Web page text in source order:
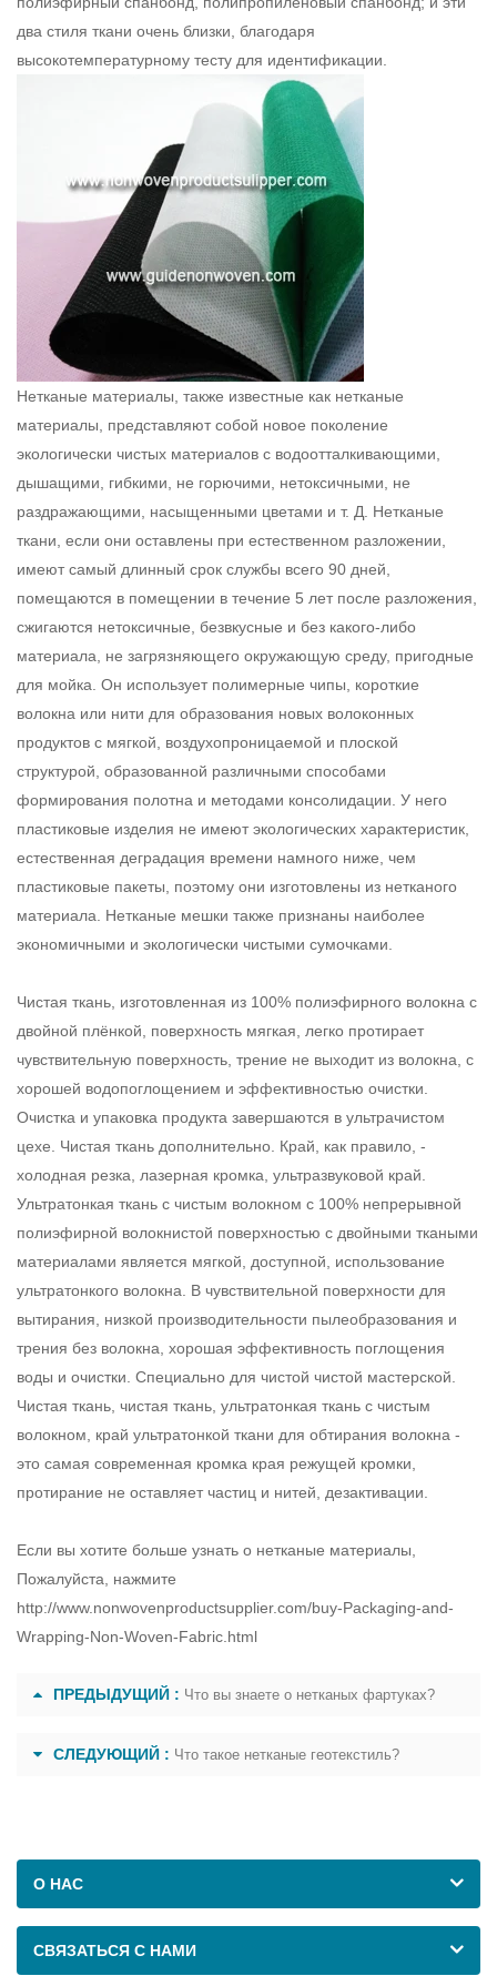
два стиля ткани очень близки, благодаря
высокотемпературному тесту для идентификации.
Нетканые материалы, также известные как нетканые
материалы, представляют собой новое поколение
экологически чистых материалов с водоотталкивающими,
дышащими, гибкими, не горючими, нетоксичными, не
раздражающими, насыщенными цветами и т. Д. Нетканые
ткани, если они оставлены при естественном разложении,
имеют самый длинный срок службы всего 90 дней,
помещаются в помещении в течение 5 лет после разложения,
сжигаются нетоксичные, безвкусные и без какого-либо
материала, не загрязняющего окружающую среду, пригодные
для мойка. Он использует полимерные чипы, короткие
волокна или нити для образования новых волоконных
продуктов с мягкой, воздухопроницаемой и плоской
структурой, образованной различными способами
формирования полотна и методами консолидации. У него
пластиковые изделия не имеют экологических характеристик,
естественная деградация времени намного ниже, чем
пластиковые пакеты, поэтому они изготовлены из нетканого
материала. Нетканые мешки также признаны наиболее
экономичными и экологически чистыми сумочками.
Чистая ткань, изготовленная из 100% полиэфирного волокна с
двойной плёнкой, поверхность мягкая, легко протирает
чувствительную поверхность, трение не выходит из волокна, с
хорошей водопоглощением и эффективностью очистки.
Очистка и упаковка продукта завершаются в ультрачистом
цехе. Чистая ткань дополнительно. Край, как правило, -
холодная резка, лазерная кромка, ультразвуковой край.
Ультратонкая ткань с чистым волокном с 100% непрерывной
полиэфирной волокнистой поверхностью с двойными ткаными
материалами является мягкой, доступной, использование
ультратонкого волокна. В чувствительной поверхности для
вытирания, низкой производительности пылеобразования и
трения без волокна, хорошая эффективность поглощения
воды и очистки. Специально для чистой чистой мастерской.
Чистая ткань, чистая ткань, ультратонкая ткань с чистым
волокном, край ультратонкой ткани для обтирания волокна -
это самая современная кромка края режущей кромки,
протирание не оставляет частиц и нитей, дезактивации.
Если вы хотите больше узнать о нетканые материалы
Пожалуйста, нажмите
http://www.nonwovenproductsupplier.com/buy-Packaging-and-
Wrapping-Non-Woven-Fabric.html
ПРЕДЫДУЩИЙ : Что вы знаете о нетканых фартуках?
СЛЕДУЮЩИЙ : Что такое нетканые геотекстиль?
О НАС
СВЯЗАТЬСЯ С НАМИ